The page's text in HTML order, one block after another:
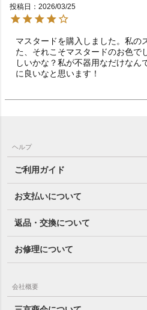
投稿日
2026/03/25
マスタードを購入しました。私の
た、それこそマスタードのお色で
しいかな？私が不器用なだけな
に良いなと思います！
ヘルプ
ご利用ガイド
お支払いについて
返品・交換について
お修理について
会社概要